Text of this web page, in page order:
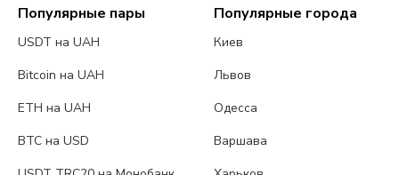
Популярные пары
USDT на UAH
Bitcoin на UAH
ETH на UAH
BTC на USD
Популярные города
Киев
Львов
Одесса
Варшава